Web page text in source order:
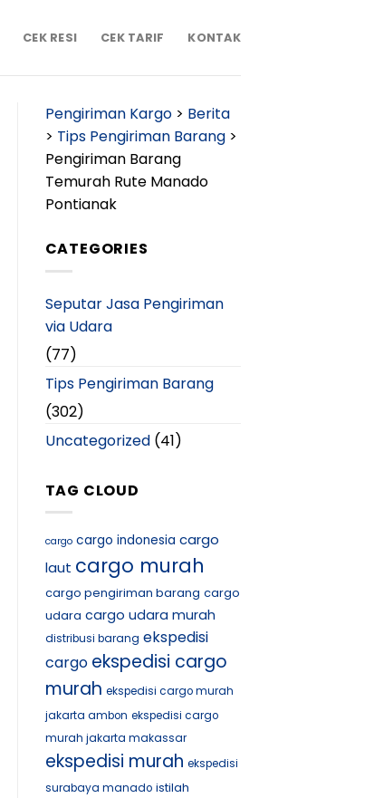
CEK RESI CEK TARIF KONTAK
Pengiriman Kargo> Berita
> Tips Pengiriman Barang>
Pengiriman Barang
Temurah Rute Manado
Pontianak
CATEGORIES
Seputar Jasa Pengiriman
via Udara
(77)
Tips Pengiriman Barang
(302)
Uncategorized(41)
TAG CLOUD
cargo cargo indonesia cargo
laut cargo murah
cargo pengiriman barang cargo
udara cargo udara murah
distribusi barang ekspedisi
cargo ekspedisi cargo
murah ekspedisi cargo murah
jakarta ambon ekspedisi cargo
murah jakarta makassar
ekspedisi murah ekspedisi
surabaya manado istilah